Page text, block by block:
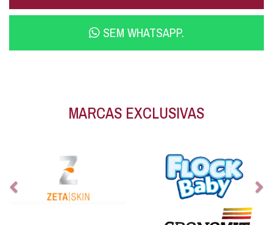
SEM WHATSAPP.
MARCAS EXCLUSIVAS